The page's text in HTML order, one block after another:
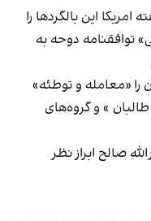
این بالگردها را
توافقنامه دوحه به
را «معامله و توطئه»
» و گروه‌های
صالح ابراز نظر